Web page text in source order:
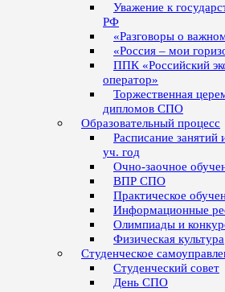
Уважение к
РФ
«Разговоры о
«Россия – мои
ППК «Российский
оператор»
Торжественная
дипломов СПО
Образовательный процесс
Расписание занятий
уч. год
Очно-заочное
ВПР СПО
Практическое
Информационные
Олимпиады и
Физическая культура
Студенческое
Студенческий совет
День СПО